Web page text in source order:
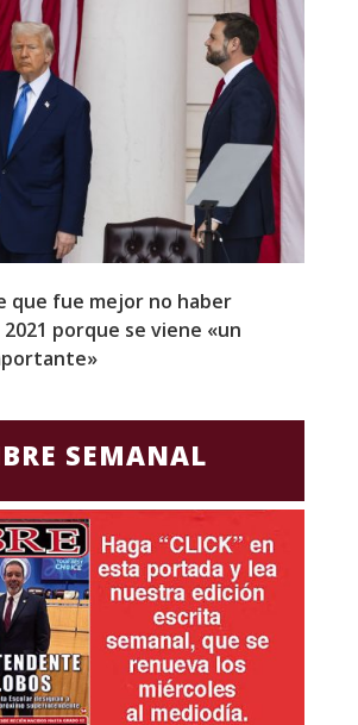
que fue mejor no haber
porque se viene «un
SEMANAL